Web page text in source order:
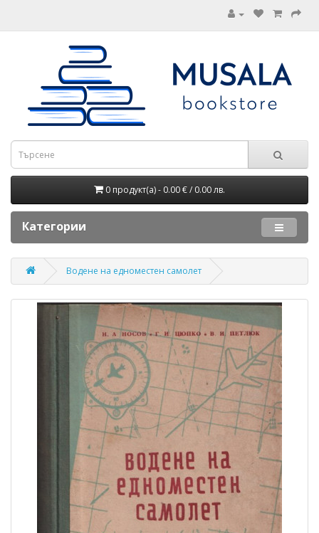
0 продукт(а) - 0.00 € / 0.00 лв.
Категории
Водене на едноместен самолет